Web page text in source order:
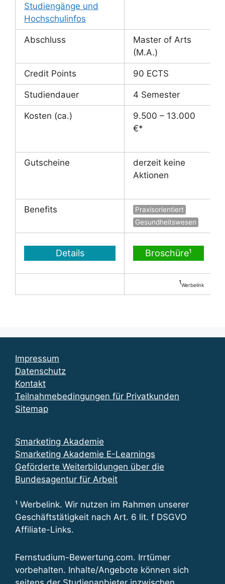
Studiengänge und
Hochschulinfos
Abschluss
Master of Arts
(M.A.)
Credit Points 90 ECTS
Studiendauer 4 Semester
Kosten (ca.)
9.500 – 13.000
€*
Gutscheine
derzeit keine
Aktionen
Benefits
Praxisorientiert
Gesundheitswesen
Details Broschüre¹
¹Werbelink
Impressum
Datenschutz
Kontakt
Teilnahmebedingungen für Privatkunden
Sitemap
Smarketing Akademie
Smarketing Akademie E-Learnings
Geförderte Weiterbildungen über die
Bundesagentur für Arbeit
¹ Werbelink. Wir nutzen im Rahmen unserer
Geschäftstätigkeit nach Art. 6 lit. f DSGVO
Affiliate-Links.
Fernstudium-Bewertung.com. Irrtümer
vorbehalten. Inhalte/Angebote können sich